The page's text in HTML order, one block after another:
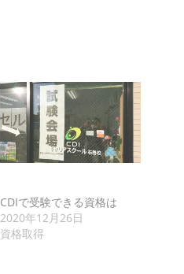
CDIで受験できる資格は
2020年12月26日
資格取得